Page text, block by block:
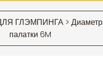
ГЛЭМПИНГА > Диаметр
палатки 6M